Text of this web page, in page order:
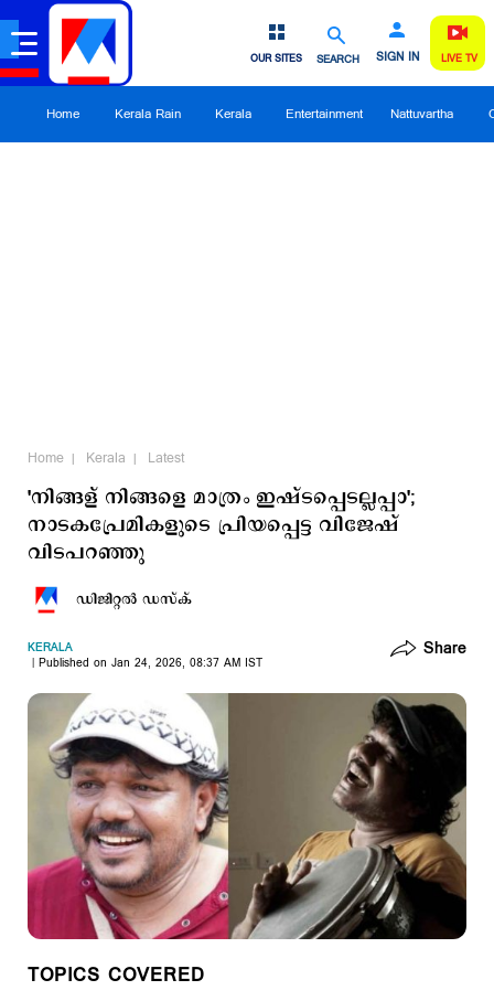
SEARCH SIGN IN
OUR SITES LIVE TV
Home Kerala Rain Kerala Entertainment Nattuvartha
Home Kerala Latest
'നിങ്ങള് നിങ്ങളെ മാത്രം ഇഷ്ടപ്പെടല്ലപ്പാ';
നാടകപ്രേമികളുടെ പ്രിയപ്പെട്ട വിജേഷ്
വിടപറ‍ഞ്ഞു
ഡിജിറ്റല്‍ ഡസ്ക്
KERALA
Published on Jan 24, 2026, 08:37 AM IST
Share
TOPICS COVERED